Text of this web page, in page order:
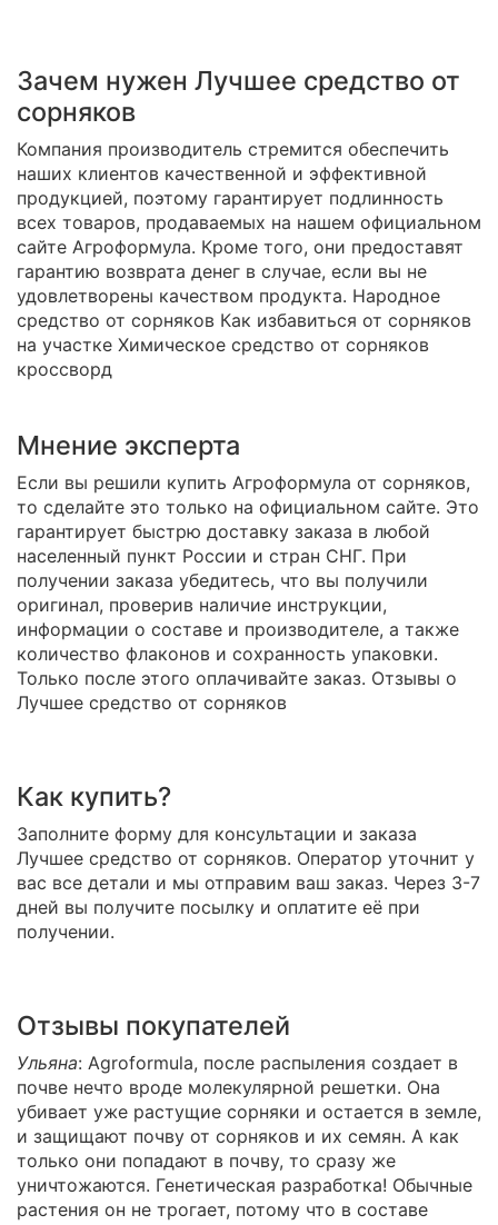
Зачем нужен Лучшее средство от
сорняков
Компания производитель стремится обеспечить
наших клиентов качественной и эффективной
продукцией, поэтому гарантирует подлинность
всех товаров, продаваемых на нашем официальном
сайте Агроформула. Кроме того, они предоставят
гарантию возврата денег в случае, если вы не
удовлетворены качеством продукта. Народное
средство от сорняков Как избавиться от сорняков
на участке Химическое средство от сорняков
кроссворд
Мнение эксперта
Если вы решили купить Агроформула от сорняков,
то сделайте это только на официальном сайте. Это
гарантирует быстрю доставку заказа в любой
населенный пункт России и стран СНГ. При
получении заказа убедитесь, что вы получили
оригинал, проверив наличие инструкции,
информации о составе и производителе, а также
количество флаконов и сохранность упаковки.
Только после этого оплачивайте заказ. Отзывы о
Лучшее средство от сорняков
Как купить?
Заполните форму для консультации и заказа
Лучшее средство от сорняков. Оператор уточнит у
вас все детали и мы отправим ваш заказ. Через 3-7
дней вы получите посылку и оплатите её при
получении.
Отзывы покупателей
Ульяна: Agroformula, после распыления создает в
почве нечто вроде молекулярной решетки. Она
убивает уже растущие сорняки и остается в земле,
и защищают почву от сорняков и их семян. А как
только они попадают в почву, то сразу же
уничтожаются. Генетическая разработка! Обычные
растения он не трогает, потому что в составе